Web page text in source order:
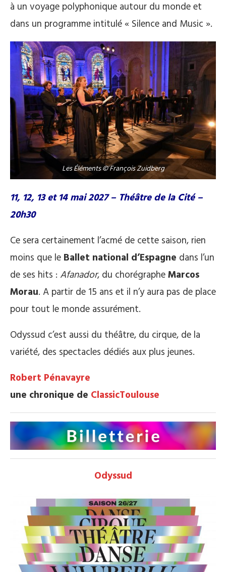
à un voyage polyphonique autour du monde et
dans un programme intitulé « Silence and Music ».
Les Éléments © François Zuidberg
11, 12, 13 et 14 mai 2027 – Théâtre de la Cité –
20h30
Ce sera certainement l’acmé de cette saison, rien
moins que le Ballet national d’Espagne dans l’un
de ses hits : Afanador, du chorégrapheMarcos
Morau. A partir de 15 ans et il n’y aura pas de place
pour tout le monde assurément.
Odyssud c’est aussi du théâtre, du cirque, de la
variété, des spectacles dédiés aux plus jeunes.
Robert Pénavayre
une chronique de ClassicToulouse
Odyssud